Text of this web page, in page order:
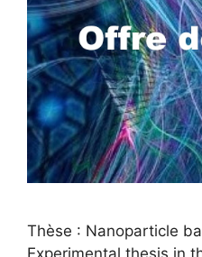
Thèse : Nanoparticle